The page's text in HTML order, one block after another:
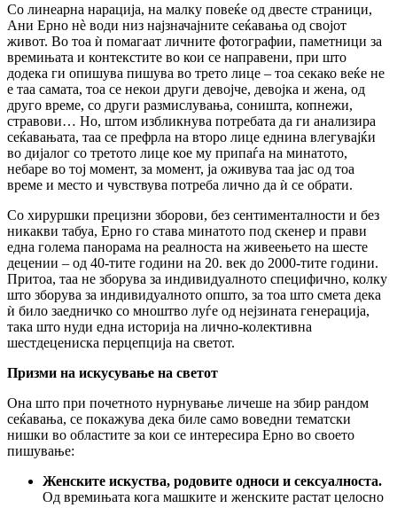
Со линеарна нарација, на малку повеќе од двесте страници,
Ани Ерно нè води низ најзначајните сеќавања од својот
живот. Во тоа ѝ помагаат личните фотографии, паметници за
времињата и контекстите во кои се направени, при што
додека ги опишува пишува во трето лице – тоа секако веќе не
е таа самата, тоа се некои други девојче, девојка и жена, од
друго време, со други размислувања, соништа, копнежи,
стравови… Но, штом избликнува потребата да ги анализира
сеќавањата, таа се префрла на второ лице еднина влегувајќи
во дијалог со третото лице кое му припаѓа на минатото,
небаре во тој момент, за момент, ја оживува таа јас од тоа
време и место и чувствува потреба лично да ѝ се обрати.
Со хируршки прецизни зборови, без сентименталности и без
никакви табуа, Ерно го става минатото под скенер и прави
една голема панорама на реалноста на живеењето на шесте
децении – од 40-тите години на 20. век до 2000-тите години.
Притоа, таа не зборува за индивидуалното специфично, колку
што зборува за индивидуалното општо, за тоа што смета дека
ѝ било заедничко со мноштво луѓе од нејзината генерација,
така што нуди една историја на лично-колективна
шестдецениска перцепција на светот.
Призми на искусување на светот
Она што при почетното нурнување личеше на збир рандом
сеќавања, се покажува дека биле само воведни тематски
нишки во областите за кои се интересира Ерно во своето
пишување:
Женските искуства, родовите односи и сексуалноста.
Од времињата кога машките и женските растат целосно